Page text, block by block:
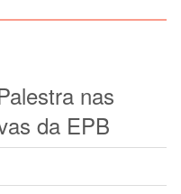
nas
da EPB